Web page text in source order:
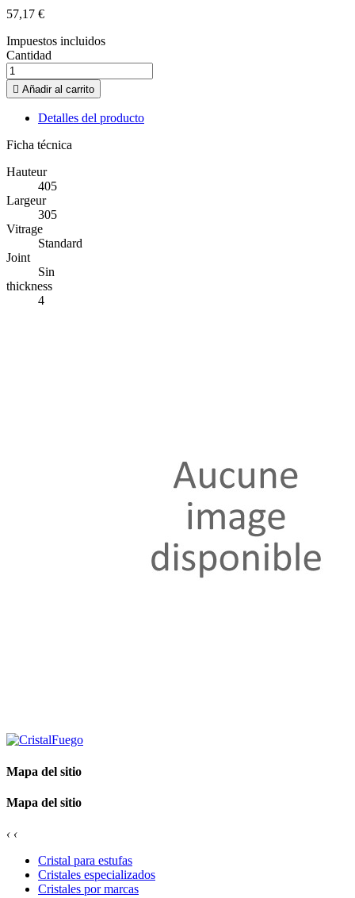
57,17 €
Impuestos incluidos
Cantidad
 Añadir al carrito
Detalles del producto
Ficha técnica
Hauteur
405
Largeur
305
Vitrage
Standard
Joint
Sin
thickness
4
Mapa del sitio
Mapa del sitio
‹ ‹
Cristal para estufas
Cristales especializados
Cristales por marcas